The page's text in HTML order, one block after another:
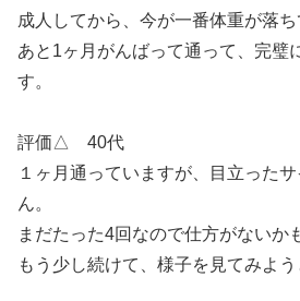
成人してから、今が一番体重が落ち
あと1ヶ月がんばって通って、完璧
す。
評価△ 40代
１ヶ月通っていますが、目立った
ん。
まだたった4回なので仕方がないか
もう少し続けて、様子を見てみよう